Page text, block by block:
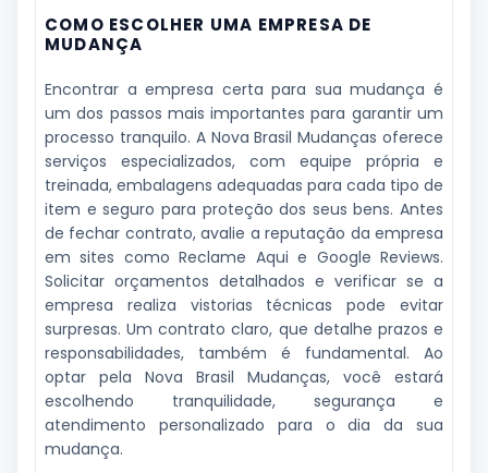
COMO ESCOLHER UMA EMPRESA DE
MUDANÇA
Encontrar a empresa certa para sua mudança é
um dos passos mais importantes para garantir um
processo tranquilo. A Nova Brasil Mudanças oferece
serviços especializados, com equipe própria e
treinada, embalagens adequadas para cada tipo de
item e seguro para proteção dos seus bens. Antes
de fechar contrato, avalie a reputação da empresa
em sites como Reclame Aqui e Google Reviews.
Solicitar orçamentos detalhados e verificar se a
empresa realiza vistorias técnicas pode evitar
surpresas. Um contrato claro, que detalhe prazos e
responsabilidades, também é fundamental. Ao
optar pela Nova Brasil Mudanças, você estará
escolhendo tranquilidade, segurança e
atendimento personalizado para o dia da sua
mudança.